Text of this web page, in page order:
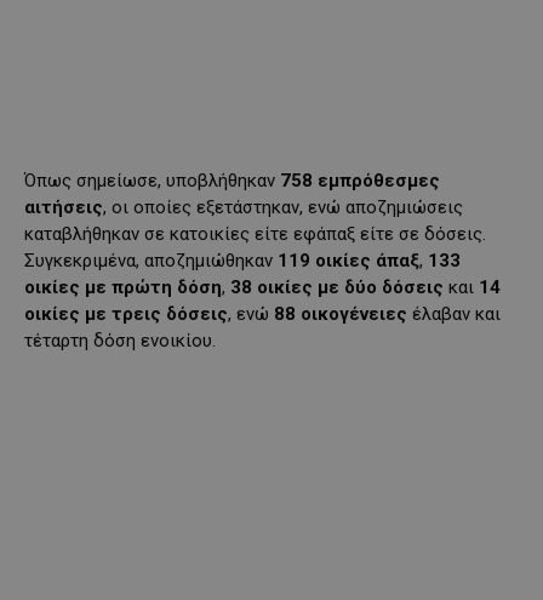
Όπως σημείωσε, υποβλήθηκαν 758 εμπρόθεσμες
αιτήσεις, οι οποίες εξετάστηκαν, ενώ αποζημιώσεις
καταβλήθηκαν σε κατοικίες είτε εφάπαξ είτε σε δόσεις.
Συγκεκριμένα, αποζημιώθηκαν 119 οικίες άπαξ, 133
οικίες με πρώτη δόση, 38 οικίες με δύο δόσεις και 14
οικίες με τρεις δόσεις, ενώ 88 οικογένειες έλαβαν και
τέταρτη δόση ενοικίου.